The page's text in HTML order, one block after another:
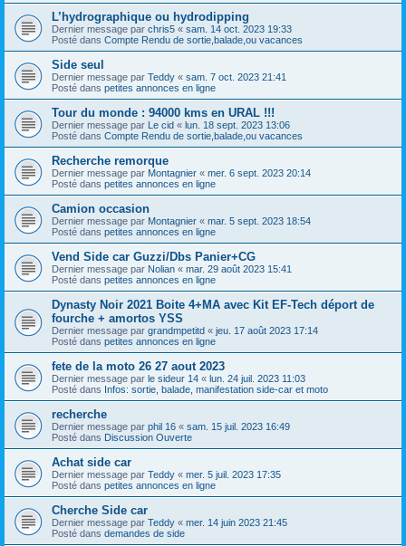
L’hydrographique ou hydrodipping
Dernier message par chris5 « sam. 14 oct. 2023 19:33
Posté dans Compte Rendu de sortie,balade,ou vacances
Side seul
Dernier message par Teddy « sam. 7 oct. 2023 21:41
Posté dans petites annonces en ligne
Tour du monde : 94000 kms en URAL !!!
Dernier message par Le cid « lun. 18 sept. 2023 13:06
Posté dans Compte Rendu de sortie,balade,ou vacances
Recherche remorque
Dernier message par Montagnier « mer. 6 sept. 2023 20:14
Posté dans petites annonces en ligne
Camion occasion
Dernier message par Montagnier « mar. 5 sept. 2023 18:54
Posté dans petites annonces en ligne
Vend Side car Guzzi/Dbs Panier+CG
Dernier message par Nolian « mar. 29 août 2023 15:41
Posté dans petites annonces en ligne
Dynasty Noir 2021 Boite 4+MA avec Kit EF-Tech déport de
fourche + amortos YSS
Dernier message par grandmpetitd « jeu. 17 août 2023 17:14
Posté dans petites annonces en ligne
fete de la moto 26 27 aout 2023
Dernier message par le sideur 14 « lun. 24 juil. 2023 11:03
Posté dans Infos: sortie, balade, manifestation side-car et moto
recherche
Dernier message par phil 16 « sam. 15 juil. 2023 16:49
Posté dans Discussion Ouverte
Achat side car
Dernier message par Teddy « mer. 5 juil. 2023 17:35
Posté dans petites annonces en ligne
Cherche Side car
Dernier message par Teddy « mer. 14 juin 2023 21:45
Posté dans demandes de side